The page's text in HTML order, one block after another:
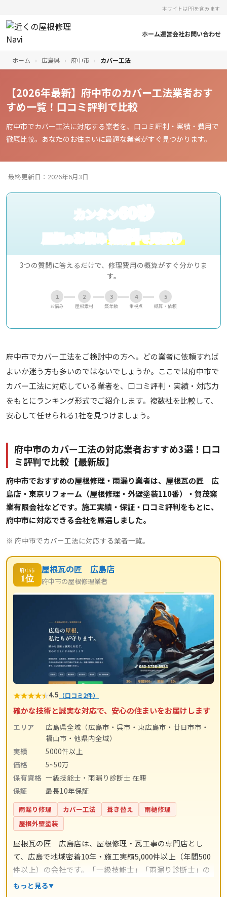
本サイトはPRを含みます
ホーム運営会社お問い合わせ
ホーム › 広島県 › 府中市 › カバー工法
【2026年最新】府中市のカバー工法業者おす
すめ一覧！口コミ評判で比較
府中市でカバー工法に対応する業者を、口コミ評判・実績・費用で
徹底比較。あなたのお住まいに最適な業者がすぐ見つかります。
最終更新日：2026年6月3日
カンタン60秒
屋根のお悩み無料で見積り
3つの質問に答えるだけで、修理費用の概算がすぐ分かりま
す。
1
お悩み
2
屋根素材
3
築年数
4
重視点
5
概算・依頼
府中市でカバー工法をご検討中の方へ。どの業者に依頼すれば
よいか迷う方も多いのではないでしょうか。ここでは府中市で
カバー工法に対応している業者を、口コミ評判・実績・対応力
をもとにランキング形式でご紹介します。複数社を比較して、
安心して任せられる1社を見つけましょう。
府中市のカバー工法の対応業者おすすめ3選！口コ
ミ評判で比較【最新版】
府中市でおすすめの屋根修理・雨漏り業者は、屋根瓦の匠 広
島店・東京リフォーム（屋根修理・外壁塗装110番）・賀茂窯
業有限会社などです。施工実績・保証・口コミ評判をもとに、
府中市に対応できる会社を厳選しました。
※ 府中市でカバー工法に対応する業者一覧。
府中市
1位
屋根瓦の匠 広島店
府中市の屋根修理業者
★★★★★4.5 （口コミ2件）
確かな技術と誠実な対応で、安心の住まいをお届けします
エリア
広島県全域（広島市・呉市・東広島市・廿日市市・
福山市・他県内全域）
実績
5000件以上
価格
5~50万
保有資格 一級技能士・雨漏り診断士 在籍
保証
最長10年保証
雨漏り修理 カバー工法 葺き替え
雨樋修理
屋根外壁塗装
屋根瓦の匠 広島店は、屋根修理・瓦工事の専門店とし
て、広島で地域密着10年・施工実績5,000件以上（年間500
件以上）の会社です。「一級技能士」「雨漏り診断士」の
資格を持つ熟練職人が直接施工し、雨漏り修理から瓦の部
もっと見る